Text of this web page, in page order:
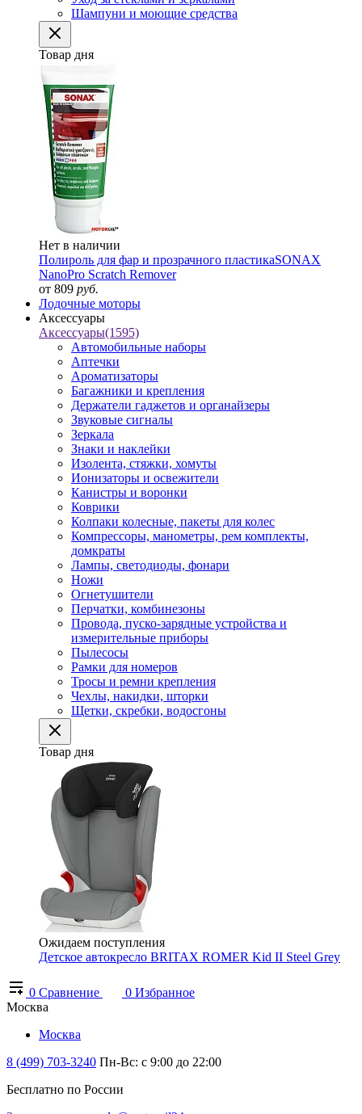
Шампуни и моющие средства
Товар дня
Нет в наличии
Полироль для фар и прозрачного пластикаSONAX
NanoPro Scratch Remover
от 809 руб.
Лодочные моторы
Аксессуары
Аксессуары(1595)
Автомобильные наборы
Аптечки
Ароматизаторы
Багажники и крепления
Держатели гаджетов и органайзеры
Звуковые сигналы
Зеркала
Знаки и наклейки
Изолента, стяжки, хомуты
Ионизаторы и освежители
Канистры и воронки
Коврики
Колпаки колесные, пакеты для колес
Компрессоры, манометры, рем комплекты,
домкраты
Лампы, светодиоды, фонари
Ножи
Огнетушители
Перчатки, комбинезоны
Провода, пуско-зарядные устройства и
измерительные приборы
Пылесосы
Рамки для номеров
Тросы и ремни крепления
Чехлы, накидки, шторки
Щетки, скребки, водосгоны
Товар дня
Ожидаем поступления
Детское автокресло BRITAX ROMER Kid II Steel Grey
0 Сравнение 0 Избранное
Москва
Москва
8 (499) 703-3240 Пн-Вс: с 9:00 до 22:00
Бесплатно по России